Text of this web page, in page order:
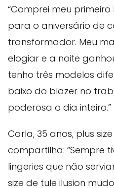
“Comprei meu
para o aniversário de
transformador. Meu
elogiar e a noite
tenho três modelos
baixo do blazer no
poderosa o dia inteiro.”
Carla, 35 anos, plus
compartilha: “Sempre
lingeries que não
size de tule ilusion